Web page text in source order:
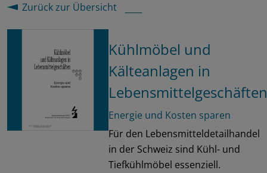
Zurück zur Übersicht
Kühlmöbel und
Kälteanlagen in
Lebensmittelgeschäften
Energie und Kosten sparen
Für den Lebensmitteldetailhandel
in der Schweiz sind Kühl- und
Tiefkühlmöbel essenziell.